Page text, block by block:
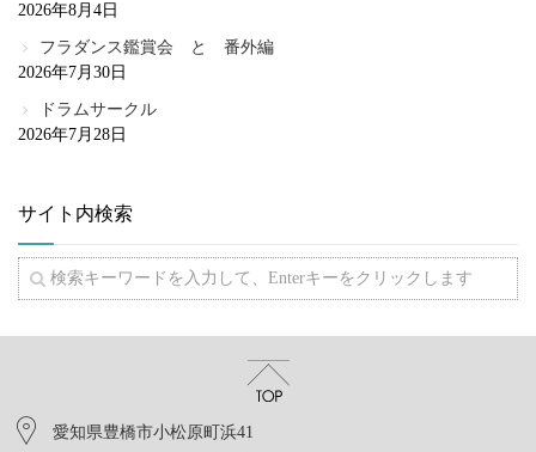
2026年8月4日
フラダンス鑑賞会 と 番外編
2026年7月30日
ドラムサークル
2026年7月28日
サイト内検索
愛知県豊橋市小松原町浜41